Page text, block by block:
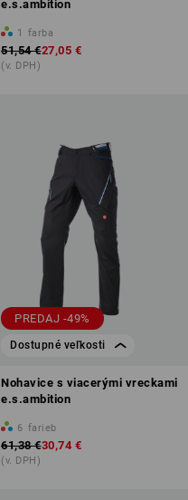
e.s.ambition
1 farba
51,54 €27,05 €
(v. DPH)
PREDAJ -49%
Dostupné veľkosti
Nohavice s viacerými vreckami
e.s.ambition
6 farieb
61,38 €30,74 €
(v. DPH)